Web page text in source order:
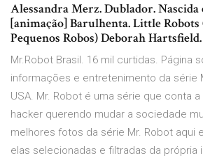
Alessandra Merz. Dublador.
[animação] Barulhenta. Little Robots
Pequenos Robos) Deborah
Mr.Robot Brasil. 16 mil curtidas. Página
informações e entretenimento da série
USA. Mr. Robot é uma série que conta
hacker querendo mudar a sociedade
melhores fotos da série Mr. Robot aqui
elas selecionadas e filtradas da própria